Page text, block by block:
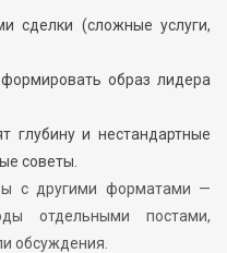
сделки (сложные услуги,
образ лидера
глубину и нестандартные
советы.
с другими форматами —
отдельными постами,
обсуждения.